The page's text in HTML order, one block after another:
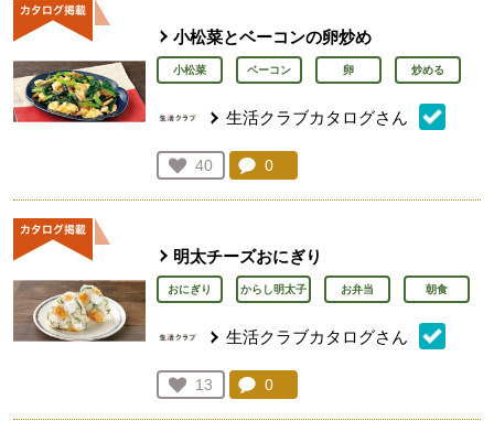
小松菜とベーコンの卵炒め
小松菜 ベーコン 卵 炒める
生活クラブカタログさん
お気に入り登録：
40
人が登録
コメント：
0
明太チーズおにぎり
おにぎり からし明太子 お弁当 朝食
生活クラブカタログさん
お気に入り登録：
13
人が登録
コメント：
0